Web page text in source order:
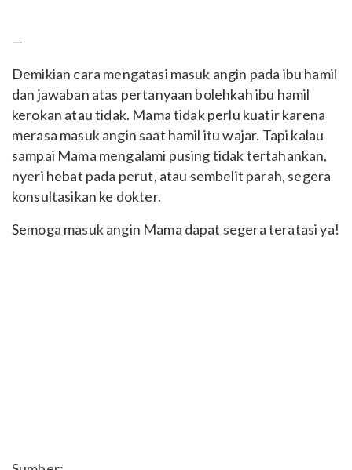
—
Demikian cara mengatasi masuk angin pada ibu hamil
dan jawaban atas pertanyaan bolehkah ibu hamil
kerokan atau tidak. Mama tidak perlu kuatir karena
merasa masuk angin saat hamil itu wajar. Tapi kalau
sampai Mama mengalami pusing tidak tertahankan,
nyeri hebat pada perut, atau sembelit parah, segera
konsultasikan ke dokter.
Semoga masuk angin Mama dapat segera teratasi ya!